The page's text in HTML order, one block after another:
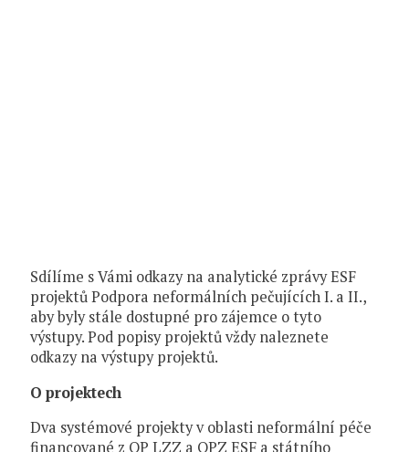
Sdílíme s Vámi odkazy na analytické zprávy ESF
projektů Podpora neformálních pečujících I. a II.,
aby byly stále dostupné pro zájemce o tyto
výstupy. Pod popisy projektů vždy naleznete
odkazy na výstupy projektů.
O projektech
Dva systémové projekty v oblasti neformální péče
financované z OP LZZ a OPZ ESF a státního